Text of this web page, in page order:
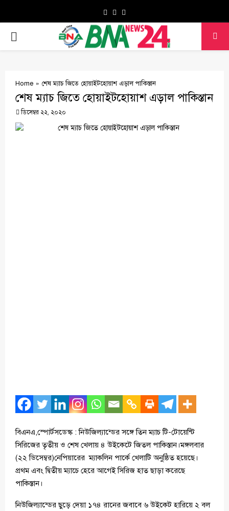
Facebook
Twitter
PRIMARY
Home » শেষ ম্যাচ জিতে হোয়াইটহোয়াশ এড়াল পাকিস্তান
শেষ ম্যাচ জিতে হোয়াইটহোয়াশ এড়াল পাকিস্তান
ডিসেম্বর ২২, ২০২০
বিএনএ,স্পোর্টসডেস্ক : নিউজিল্যান্ডের সঙ্গে তিন ম্যাচ টি-টোয়েন্টি
সিরিজের তৃতীয় ও শেষ খেলায় ৪ উইকেটে জিতল পাকিস্তান।মঙ্গলবার
(২২ ডিসেম্বর)নেপিয়ারের ম্যাকলিন পার্কে খেলাটি অনুষ্ঠিত হয়েছে।
প্রথম এবং দ্বিতীয় ম্যাচে হেরে আগেই সিরিজ হাত ছাড়া করেছে
পাকিস্তান।
নিউজিল্যান্ডের ছুড়ে দেয়া ১৭৪ রানের জবাবে ৬ উইকেট হারিয়ে ২ বল